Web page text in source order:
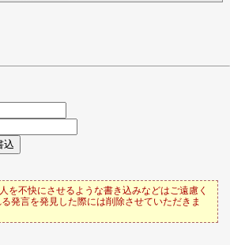
を不快にさせるような書き込みなどはご遠慮く
発言を発見した際には削除させていただきま